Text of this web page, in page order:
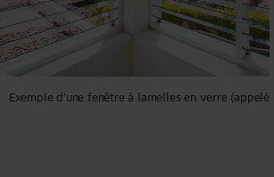
Exemple d’une fenêtre à lamelles en verre (appelée